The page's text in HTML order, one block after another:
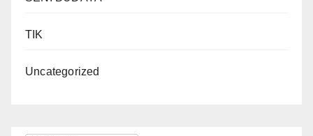
TIK
Uncategorized